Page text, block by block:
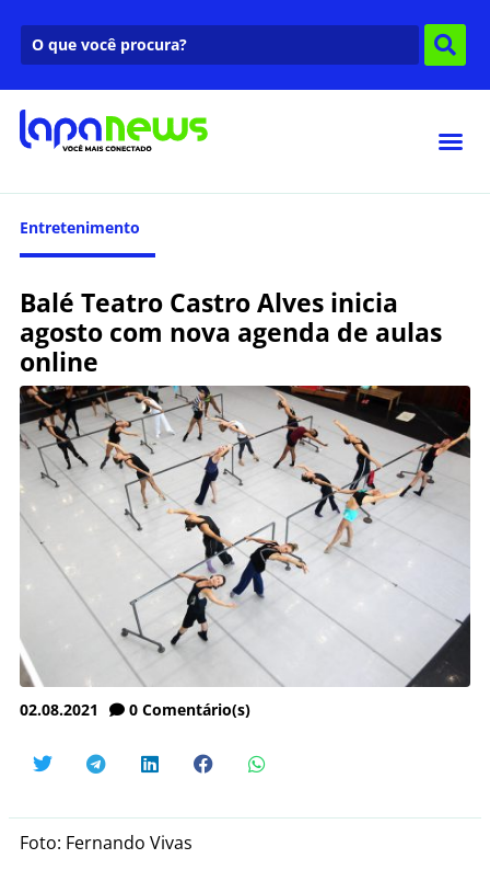
Entretenimento
Balé Teatro Castro Alves inicia
agosto com nova agenda de aulas
online
02.08.2021 0 Comentário(s)
Foto: Fernando Vivas